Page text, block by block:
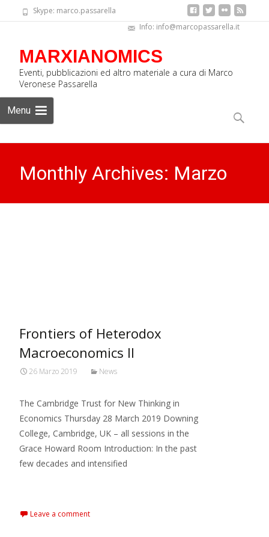
Skype: marco.passarella
Info: info@marcopassarella.it
MARXIANOMICS
Eventi, pubblicazioni ed altro materiale a cura di Marco
Veronese Passarella
Menu
to
content
Ricerca
Monthly Archives: Marzo
Frontiers of Heterodox
Macroeconomics II
26 Marzo 2019 News
The Cambridge Trust for New Thinking in
Economics Thursday 28 March 2019 Downing
College, Cambridge, UK – all sessions in the
Grace Howard Room Introduction: In the past
few decades and intensified
Leave a comment